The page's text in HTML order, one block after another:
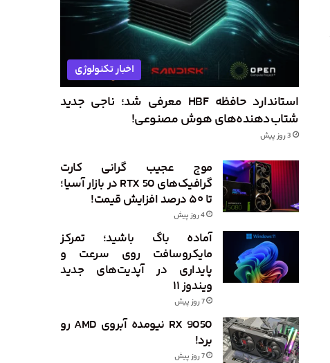
اخبار تکنولوژی
استاندارد حافظه HBF معرفی شد؛ ناجی جدید
شتاب‌دهنده‌های هوش مصنوعی!
3 روز پیش
موج عجیب گرانی کارت
گرافیک‌های RTX 50 در بازار آسیا؛
تا ۵۰ درصد افزایش قیمت!
4 روز پیش
آماده باگ باشید؛ تمرکز
مایکروسافت روی سرعت و
پایداری در آپدیت‌های جدید
ویندوز ۱۱
7 روز پیش
RX 9050 نیومده آبروی AMD رو
برد!
7 روز پیش